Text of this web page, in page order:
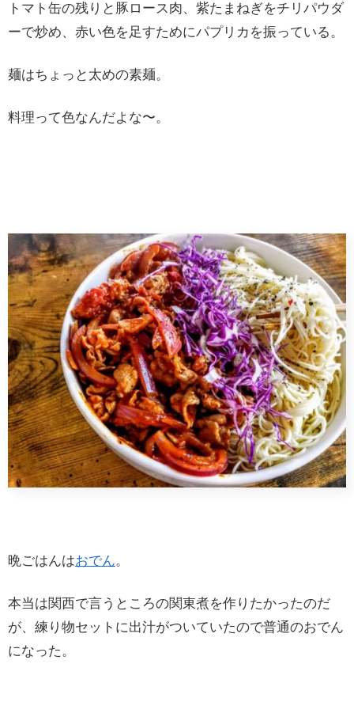
トマト缶の残りと豚ロース肉、紫たまねぎをチリパウダ
ーで炒め、赤い色を足すためにパプリカを振っている。
麺はちょっと太めの素麺。
料理って色なんだよな〜。
晩ごはんはおでん。
本当は関西で言うところの関東煮を作りたかったのだ
が、練り物セットに出汁がついていたので普通のおでん
になった。